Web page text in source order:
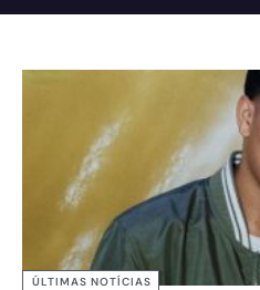
ÚLTIMAS NOTÍCIAS